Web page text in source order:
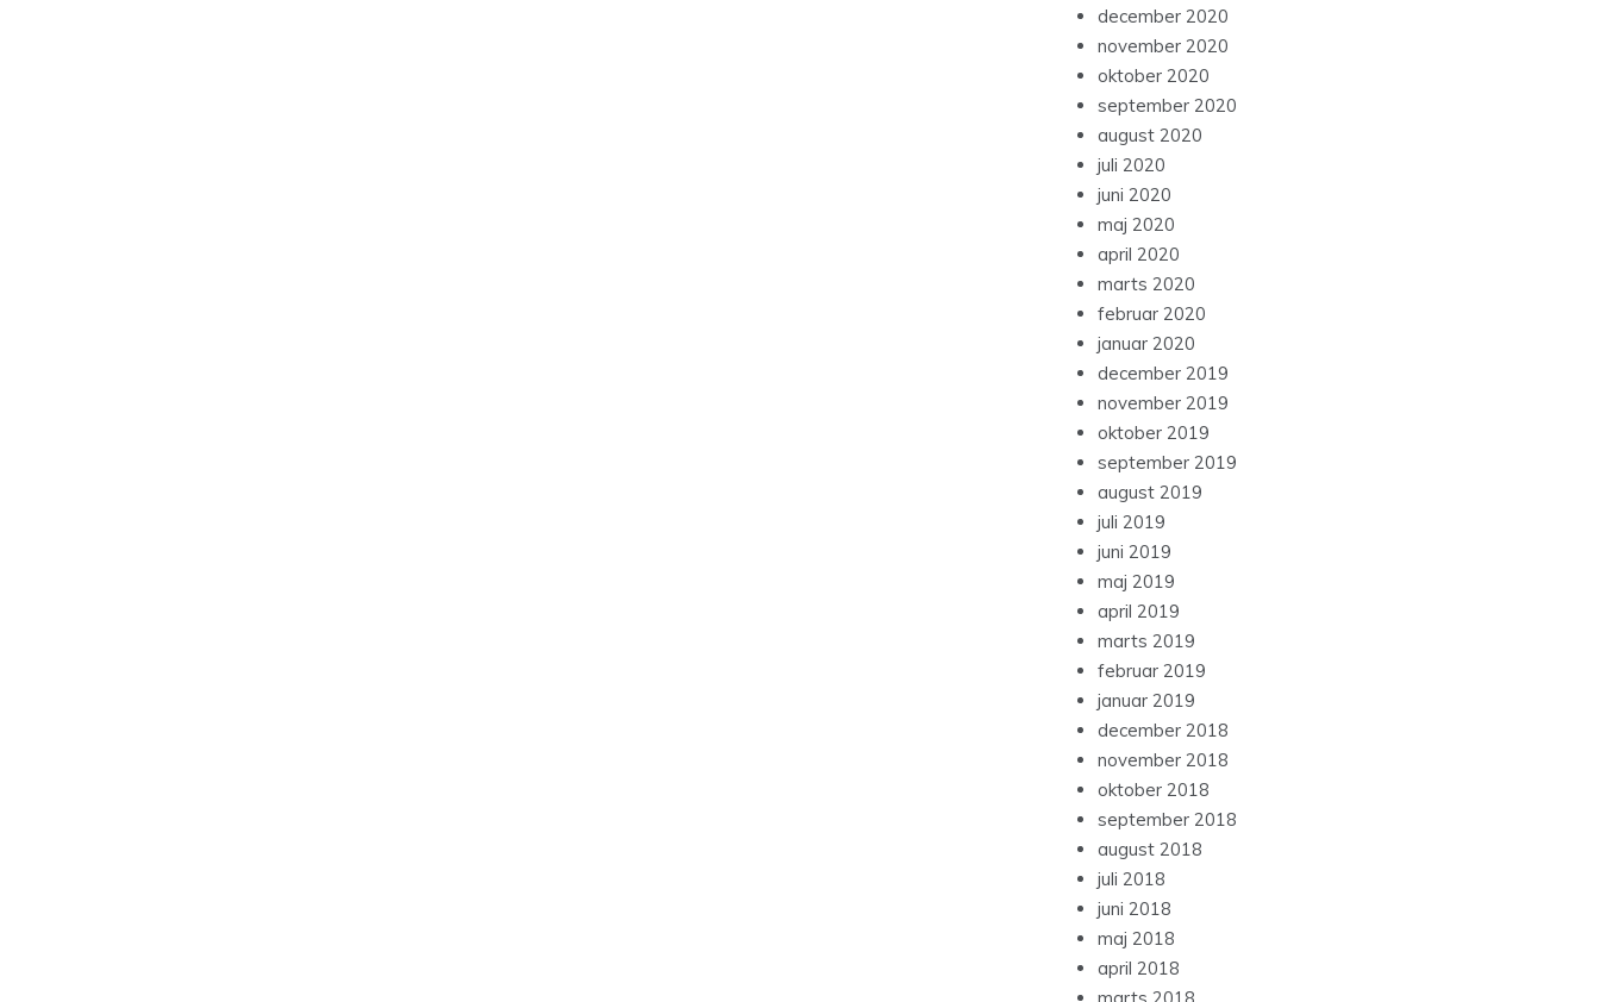
december 2020
november 2020
oktober 2020
september 2020
august 2020
juli 2020
juni 2020
maj 2020
april 2020
marts 2020
februar 2020
januar 2020
december 2019
november 2019
oktober 2019
september 2019
august 2019
juli 2019
juni 2019
maj 2019
april 2019
marts 2019
februar 2019
januar 2019
december 2018
november 2018
oktober 2018
september 2018
august 2018
juli 2018
juni 2018
maj 2018
april 2018